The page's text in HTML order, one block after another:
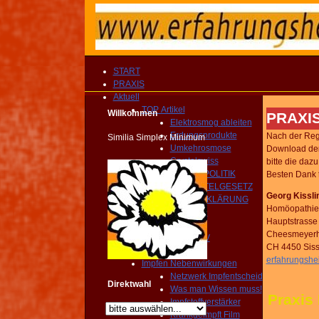
START
PRAXIS
Aktuell
TOP Artikel
Elektrosmog ableiten
Erdungsprodukte
Umkehrosmose
Crystalswiss
GESUNDHEITSPOLITIK
HEILMITTELGESETZ
IMPFAUFKLÄRUNG
YOUTUBE Kanal
IMPRESSIONEN
MEDIEN ARCHIV
Homöopathie TV
Impfen Nebenwirkungen
Netzwerk Impfentscheid
Was man Wissen muss!
Impfstoffverstärker
Krankgeimpft Film
Willkommen
Similia Simplex Minimum
Direktwahl
Nach der
Download
bitte die
Besten Dank
Georg
Hauptstrasse
CH 4450
Praxis